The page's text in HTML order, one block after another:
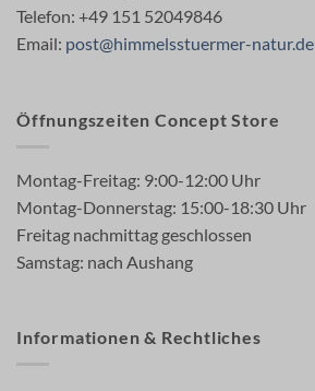
Telefon: +49 151 52049846
Email: post@himmelsstuermer-natur.de
Öffnungszeiten Concept Store
Montag-Freitag: 9:00-12:00 Uhr
Montag-Donnerstag: 15:00-18:30 Uhr
Freitag nachmittag geschlossen
Samstag: nach Aushang
Informationen & Rechtliches